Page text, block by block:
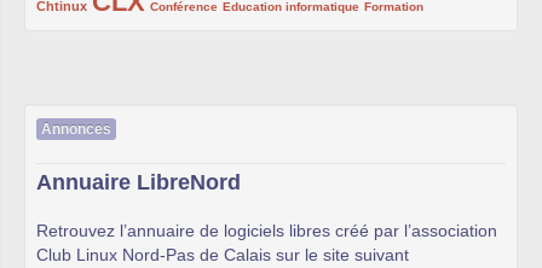
Chtinux Conférence Education informatique Formation
Annonces
Annuaire LibreNord
Retrouvez l’annuaire de logiciels libres créé par l’association
Club Linux Nord-Pas de Calais sur le site suivant